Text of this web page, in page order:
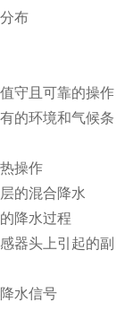
布
守且可靠的操作
的环境和气候条
操作
的混合降水
降水过程
器头上引起的副
水信号